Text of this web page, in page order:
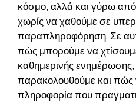
κόσμο, αλλά και γύρω
χωρίς να χαθούμε σε
παραπληροφόρηση. Σε
πώς μπορούμε να
καθημερινής ενημέρωσης,
παρακολουθούμε και πώς
πληροφορία που